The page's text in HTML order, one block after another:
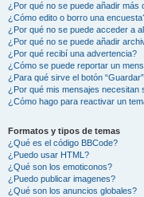
¿Por qué no se puede añadir más
¿Cómo edito o borro una
¿Por qué no se puede acceder a
¿Por qué no se puede añadir
¿Por qué recibí una advertencia?
¿Cómo se puede reportar un
¿Para qué sirve el botón
¿Por qué mis mensajes necesitan
¿Cómo hago para reactivar un
Formatos y tipos de temas
¿Qué es el código BBCode?
¿Puedo usar HTML?
¿Qué son los emoticonos?
¿Puedo publicar imagenes?
¿Qué son los anuncios globales?